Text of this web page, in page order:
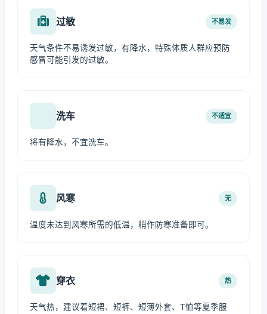
过敏 不易发
天气条件不易诱发过敏，有降水，特殊体质人群应预防
感冒可能引发的过敏。
洗车 不适宜
将有降水，不宜洗车。
风寒 无
温度未达到风寒所需的低温，稍作防寒准备即可。
穿衣 热
天气热，建议着短裙、短裤、短薄外套、T恤等夏季服